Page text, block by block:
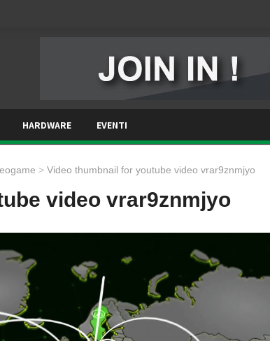
HARDWARE EVENTI
> Video thumbnail for youtube video vrar9znmjyo
video vrar9znmjyo